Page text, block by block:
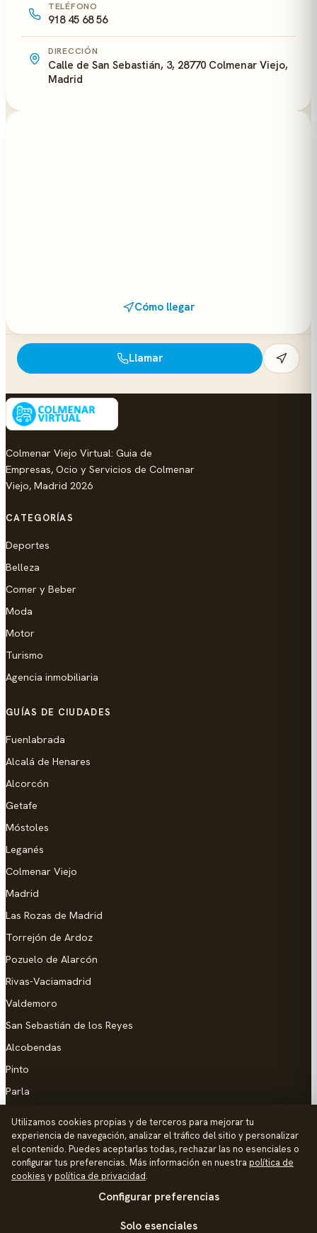
TELÉFONO
918 45 68 56
DIRECCIÓN
Calle de San Sebastián, 3, 28770 Colmenar Viejo,
Madrid
Cómo llegar
Llamar
Colmenar Viejo Virtual: Guia de
Empresas, Ocio y Servicios de Colmenar
Viejo, Madrid 2026
CATEGORÍAS
Deportes
Belleza
Comer y Beber
Moda
Motor
Turismo
Agencia inmobiliaria
GUÍAS DE CIUDADES
Fuenlabrada
Alcalá de Henares
Alcorcón
Getafe
Móstoles
Leganés
Colmenar Viejo
Madrid
Las Rozas de Madrid
Torrejón de Ardoz
Pozuelo de Alarcón
Rivas-Vaciamadrid
Valdemoro
San Sebastián de los Reyes
Alcobendas
Pinto
Parla
AYUDA
Añadir empresa
Utilizamos cookies propias y de terceros para mejorar tu
experiencia de navegación, analizar el tráfico del sitio y personalizar
el contenido. Puedes aceptarlas todas, rechazar las no esenciales o
configurar tus preferencias. Más información en nuestra política de
cookies ypolítica de privacidad.
Configurar preferencias
Solo esenciales